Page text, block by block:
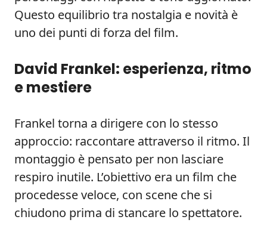
Questo equilibrio tra nostalgia e novità è
uno dei punti di forza del film.
David Frankel: esperienza, ritmo
e mestiere
Frankel torna a dirigere con lo stesso
approccio: raccontare attraverso il ritmo. Il
montaggio è pensato per non lasciare
respiro inutile. L’obiettivo era un film che
procedesse veloce, con scene che si
chiudono prima di stancare lo spettatore.